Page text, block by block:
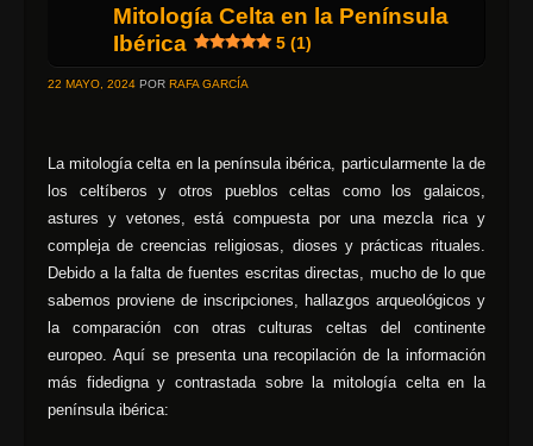
Mitología Celta en la Península
Ibérica
5 (1)
22 MAYO, 2024 POR RAFA GARCÍA
La mitología celta en la península ibérica, particularmente la de
los celtíberos y otros pueblos celtas como los galaicos,
astures y vetones, está compuesta por una mezcla rica y
compleja de creencias religiosas, dioses y prácticas rituales.
Debido a la falta de fuentes escritas directas, mucho de lo que
sabemos proviene de inscripciones, hallazgos arqueológicos y
la comparación con otras culturas celtas del continente
europeo. Aquí se presenta una recopilación de la información
más fidedigna y contrastada sobre la mitología celta en la
península ibérica: